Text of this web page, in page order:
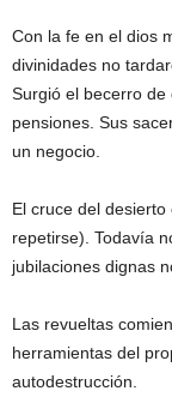
Con la fe en el dios
divinidades no
Surgió el becerro de
pensiones. Sus
un negocio.
El cruce del
repetirse). Todavía
jubilaciones dignas
Las revueltas
herramientas del
autodestrucción.